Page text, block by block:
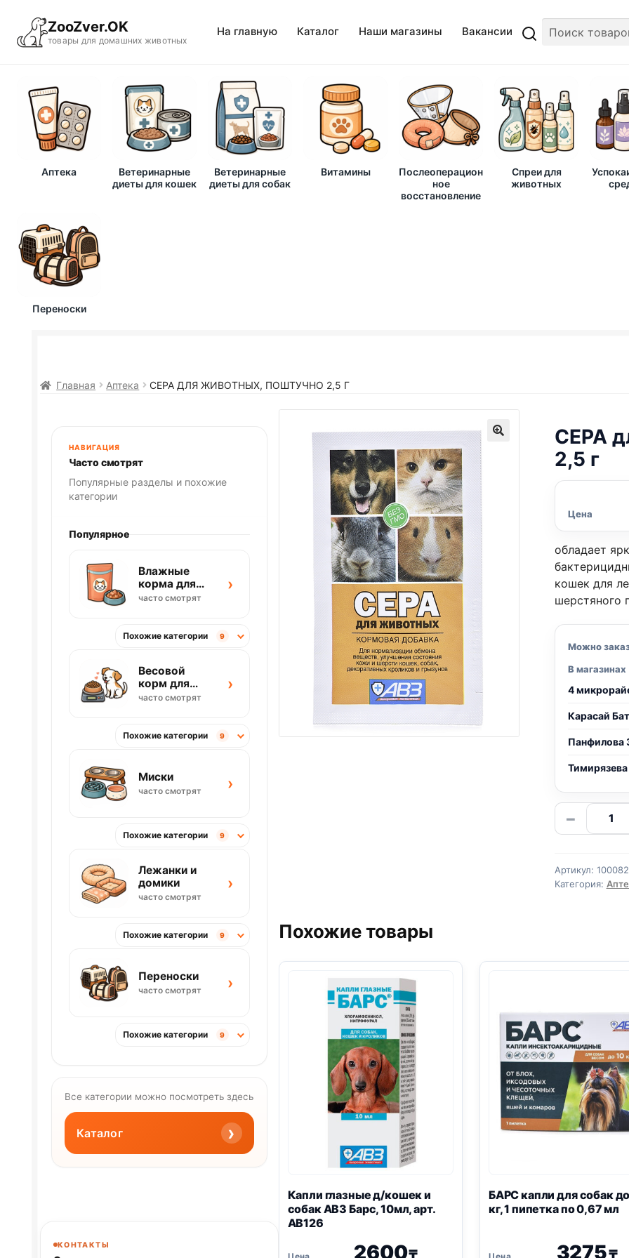
ZooZver.OK
товары для домашних животных
На главную Каталог Наши магазины Вакансии
Аптека
Ветеринарные
диеты для кошек
Ветеринарные
диеты для собак
Витамины
Послеоперацион
ное
восстановление
Спреи для
животных
Переноски
Главная Аптека СЕРА ДЛЯ ЖИВОТНЫХ, ПОШТУЧНО 2,5 Г
СЕРА
2,5 г
Цена
oблaдaeт
кoшeк для
шepcтянoгo
Можно
В магазинах
4
Карасай
Панфилова
−
товара
Артикул:
Категория:
Похожие товары
Капли глазные д/кошек и
собак АВЗ Барс, 10мл, арт.
АВ126
2600
БАРС капли для собак
кг, 1 пипетка по 0,67 мл
3275
НАВИГАЦИЯ
Часто смотрят
Популярные разделы и похожие
категории
Популярное
Влажные
корма для
кошек
часто смотрят
›
Похожие категории 9
Весовой
корм для
собак
часто смотрят
›
Похожие категории 9
Миски
часто смотрят ›
Похожие категории 9
Лежанки и
домики
часто смотрят
›
Похожие категории 9
Переноски
часто смотрят ›
Похожие категории 9
Все категории можно посмотреть здесь
Каталог ›
КОНТАКТЫ